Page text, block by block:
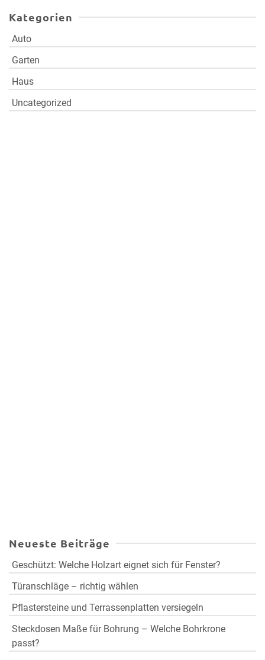
Kategorien
Auto
Garten
Haus
Uncategorized
Neueste Beiträge
Geschützt: Welche Holzart eignet sich für Fenster?
Türanschläge – richtig wählen
Pflastersteine und Terrassenplatten versiegeln
Steckdosen Maße für Bohrung – Welche Bohrkrone
passt?